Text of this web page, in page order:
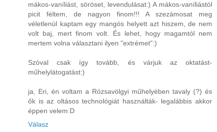
mákos-vaníliást, söröset, levendulásat:) A mákos-vaníliástól
picit féltem, de nagyon finom!!! A szezámosat meg
véletlenül kaptam egy mangós helyett azt hiszem, de nem
volt baj, mert finom volt. És lehet, hogy magamtól nem
mertem volna választani ilyen "extrémet":)
Szóval csak így tovább, és várjuk az oktatást-
műhelylátogatást:)
ja, Eri, én voltam a Rózsavölgyi műhelyében tavaly (?) és
ők is az oltásos technológiát használták- legalábbis akkor
éppen velem:D
Válasz